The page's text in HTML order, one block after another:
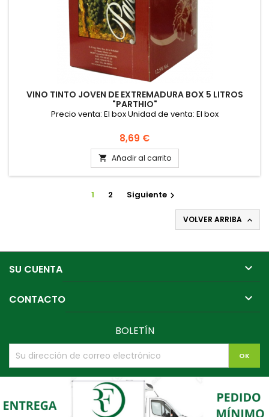
VINO TINTO JOVEN DE EXTREMADURA BOX 5 LITROS
"PARTHIO"
Precio venta: El box Unidad de venta: El box
Precio
8,69 €
 Añadir al carrito
1 2 Siguiente 
VOLVER ARRIBA 
SU CUENTA 
CONTACTO 
BOLETÍN